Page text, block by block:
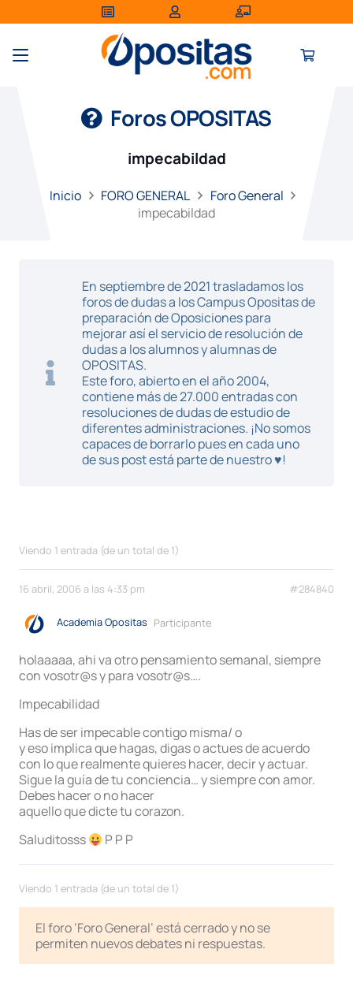
Foros OPOSITAS
impecabildad
Inicio FORO GENERAL
Foro General
impecabildad
En septiembre de 2021 trasladamos los
foros de dudas a los Campus Opositas de
preparación de Oposiciones para
mejorar así el servicio de resolución de
dudas a los alumnos y alumnas de
OPOSITAS.
Este foro, abierto en el año 2004,
contiene más de 27.000 entradas con
resoluciones de dudas de estudio de
diferentes administraciones. ¡No somos
capaces de borrarlo pues en cada uno
de sus post está parte de nuestro ♥!
Viendo 1 entrada (de un total de 1)
16 abril, 2006 a las 4:33 pm #284840
Academia Opositas Participante
holaaaaa, ahi va otro pensamiento semanal, siempre
con vosotr@s y para vosotr@s….
Impecabilidad
Has de ser impecable contigo misma/ o
y eso implica que hagas, digas o actues de acuerdo
con lo que realmente quieres hacer, decir y actuar.
Sigue la guía de tu conciencia… y siempre con amor.
Debes hacer o no hacer
aquello que dicte tu corazon.
Saluditosss
P P P
Viendo 1 entrada (de un total de 1)
El foro ‘Foro General’ está cerrado y no se
permiten nuevos debates ni respuestas.